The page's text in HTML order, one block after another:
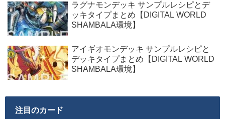
ラグナモンデッキ サンプルレシピとデ
ッキタイプまとめ【DIGITAL WORLD
SHAMBALA環境】
アイギオモンデッキ サンプルレシピと
デッキタイプまとめ【DIGITAL WORLD
SHAMBALA環境】
注目のカード